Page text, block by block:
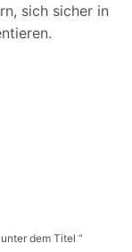
sich sicher in
dem Titel “